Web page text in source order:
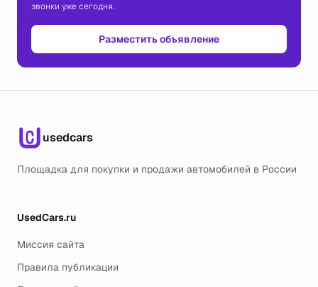
звонки уже сегодня.
Разместить объявление
usedcars
Площадка для покупки и продажи автомобилей в России
UsedCars.ru
Миссия сайта
Правила публикации